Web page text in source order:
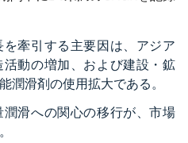
牽引する主要因は、アジア
動の増加、および建設・鉱
潤滑剤の使用拡大である。
潤滑への関心の移行が、市場